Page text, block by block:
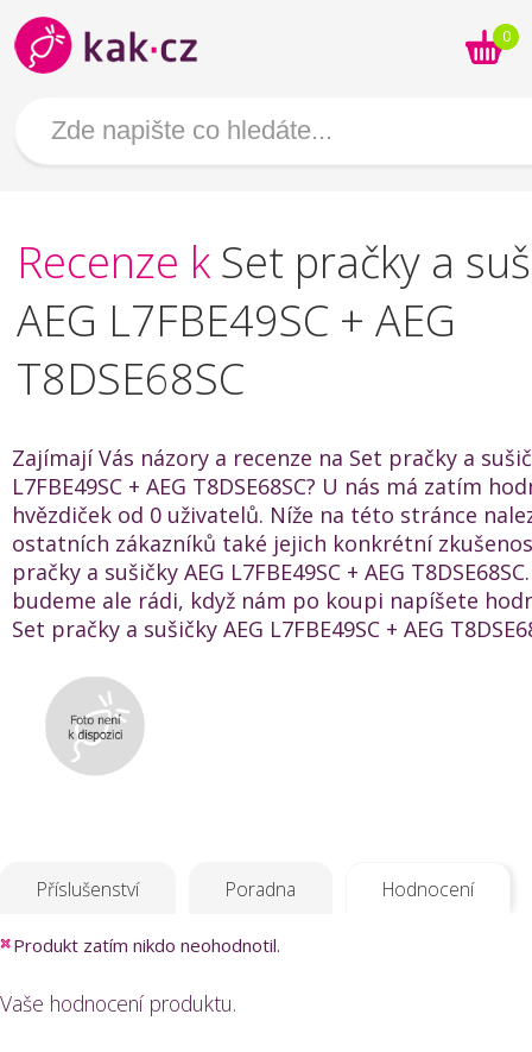
0
Recenze k Set pračky a
AEG L7FBE49SC + AEG
T8DSE68SC
Zajímají Vás názory a recenze na Set pračky a
L7FBE49SC + AEG T8DSE68SC? U nás má zatím
hvězdiček od 0 uživatelů. Níže na této stránce
ostatních zákazníků také jejich konkrétní
pračky a sušičky AEG L7FBE49SC + AEG
budeme ale rádi, když nám po koupi napíšete
Set pračky a sušičky AEG L7FBE49SC + AEG
Příslušenství Poradna Hodnocení
Produkt zatím nikdo neohodnotil.
Vaše hodnocení produktu.